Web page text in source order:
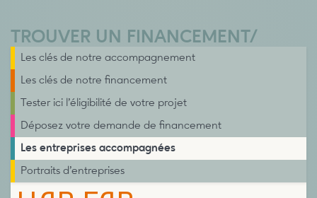
TROUVER UN FINANCEMENT/
Les clés de notre accompagnement
Les clés de notre financement
Tester ici l’éligibilité de votre projet
Déposez votre demande de financement
Les entreprises accompagnées
Portraits d’entreprises